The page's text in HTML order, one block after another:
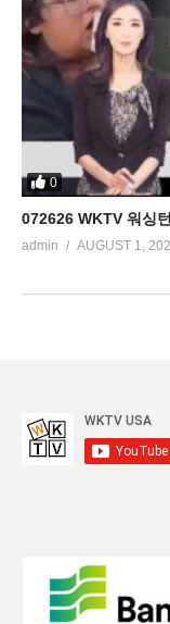
0
072626 WKTV 워싱
admin AUGUST 1,